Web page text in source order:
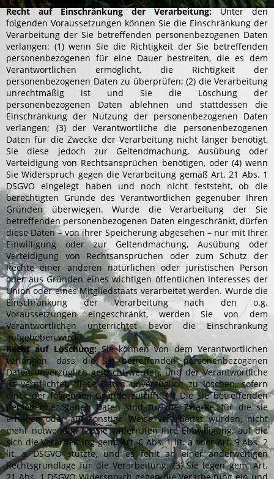
Recht auf Einschränkung der Verarbeitung:Unter den
folgenden Voraussetzungen können Sie die Einschränkung der
Verarbeitung der Sie betreffenden personenbezogenen Daten
verlangen: (1) wenn Sie die Richtigkeit der Sie betreffenden
personenbezogenen für eine Dauer bestreiten, die es dem
Verantwortlichen ermöglicht, die Richtigkeit der
personenbezogenen Daten zu überprüfen; (2) die Verarbeitung
unrechtmäßig ist und Sie die Löschung der
personenbezogenen Daten ablehnen und stattdessen die
Einschränkung der Nutzung der personenbezogenen Daten
verlangen; (3) der Verantwortliche die personenbezogenen
Daten für die Zwecke der Verarbeitung nicht länger benötigt,
Sie diese jedoch zur Geltendmachung, Ausübung oder
Verteidigung von Rechtsansprüchen benötigen, oder (4) wenn
Sie Widerspruch gegen die Verarbeitung gemäß Art. 21 Abs. 1
DSGVO eingelegt haben und noch nicht feststeht, ob die
berechtigten Gründe des Verantwortlichen gegenüber Ihren
Gründen überwiegen. Wurde die Verarbeitung der Sie
betreffenden personenbezogenen Daten eingeschränkt, dürfen
diese Daten – von ihrer Speicherung abgesehen – nur mit Ihrer
Einwilligung oder zur Geltendmachung, Ausübung oder
Verteidigung von Rechtsansprüchen oder zum Schutz der
Rechte einer anderen natürlichen oder juristischen Person
oder aus Gründen eines wichtigen öffentlichen Interesses der
Union oder eines Mitgliedstaats verarbeitet werden. Wurde die
Einschränkung der Verarbeitung nach den o.g.
Voraussetzungen eingeschränkt, werden Sie von dem
Verantwortlichen unterrichtet bevor die Einschränkung
aufgehoben wird.
Recht auf Löschung:Sie können von dem Verantwortlichen
verlangen, dass die Sie betreffenden personenbezogenen
Daten unverzüglich gelöscht werden, und der Verantwortliche
ist verpflichtet, diese Daten unverzüglich zu löschen, sofern
einer der folgenden Gründe zutrifft: (1) Die Sie betreffenden
personenbezogenen Daten sind für die Zwecke, für die sie
erhoben oder auf sonstige Weise verarbeitet wurden, nicht
mehr notwendig. (2) Sie widerrufen Ihre Einwilligung, auf die
sich die Verarbeitung gem. Art. 6 Abs. 1 lit. a oder Art. 9 Abs. 2
lit. a DSGVO stützte, und es fehlt an einer anderweitigen
Rechtsgrundlage für die Verarbeitung. (3) Sie legen gem. Art.